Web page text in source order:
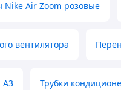
Nike Air Zoom розовые
вентилятора
А3 Трубки